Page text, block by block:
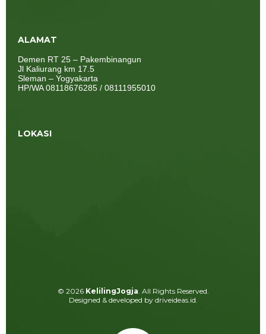
ALAMAT
Demen RT 25 – Pakembinangun
Jl Kaliurang km 17.5
Sleman – Yogyakarta
HP/WA 08118676285 / 08111955010
LOKASI
© 2026 KelilingJogja. All Rights Reserved.
Designed & developed by driveideas.id.